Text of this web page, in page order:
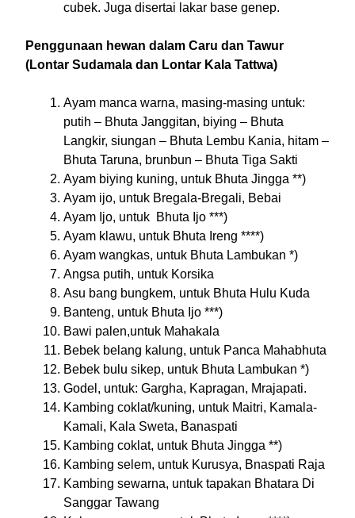
cubek. Juga disertai lakar base genep.
Penggunaan hewan dalam Caru dan Tawur
(Lontar Sudamala dan Lontar Kala Tattwa)
Ayam manca warna, masing-masing untuk:
putih – Bhuta Janggitan, biying – Bhuta
Langkir, siungan – Bhuta Lembu Kania, hitam –
Bhuta Taruna, brunbun – Bhuta Tiga Sakti
Ayam biying kuning, untuk Bhuta Jingga **)
Ayam ijo, untuk Bregala-Bregali, Bebai
Ayam Ijo, untuk Bhuta Ijo ***)
Ayam klawu, untuk Bhuta Ireng ****)
Ayam wangkas, untuk Bhuta Lambukan *)
Angsa putih, untuk Korsika
Asu bang bungkem, untuk Bhuta Hulu Kuda
Banteng, untuk Bhuta Ijo ***)
Bawi palen,untuk Mahakala
Bebek belang kalung, untuk Panca Mahabhuta
Bebek bulu sikep, untuk Bhuta Lambukan *)
Godel, untuk: Gargha, Kapragan, Mrajapati.
Kambing coklat/kuning, untuk Maitri, Kamala-
Kamali, Kala Sweta, Banaspati
Kambing coklat, untuk Bhuta Jingga **)
Kambing selem, untuk Kurusya, Bnaspati Raja
Kambing sewarna, untuk tapakan Bhatara Di
Sanggar Tawang